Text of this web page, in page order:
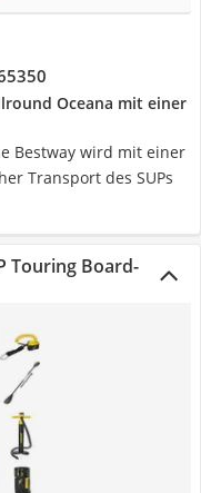
Oceana mit einer
Bestway wird mit einer
Transport des SUPs
Touring Board-